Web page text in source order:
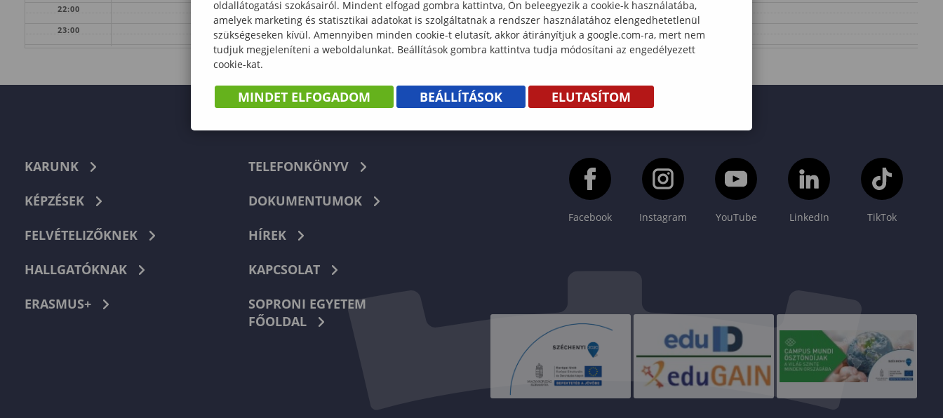
22:00
23:00
KARUNK
KÉPZÉSEK
FELVÉTELIZŐKNEK
HALLGATÓKNAK
ERASMUS+
TELEFONKÖNYV
DOKUMENTUMOK
HÍREK
KAPCSOLAT
SOPRONI EGYETEM
FŐOLDAL
Facebook Instagram YouTube LinkedIn TikTok
oldallátogatási szokásairól. Mindent elfogad gombra kattintva, Ön beleegyezik a cookie-k használatába,
amelyek marketing és statisztikai adatokat is szolgáltatnak a rendszer használatához elengedhetetlenül
szükségeseken kívül. Amennyiben minden cookie-t elutasít, akkor átirányítjuk a google.com-ra, mert nem
tudjuk megjeleníteni a weboldalunkat. Beállítások gombra kattintva tudja módosítani az engedélyezett
cookie-kat.
MINDET ELFOGADOM BEÁLLÍTÁSOK ELUTASÍTOM